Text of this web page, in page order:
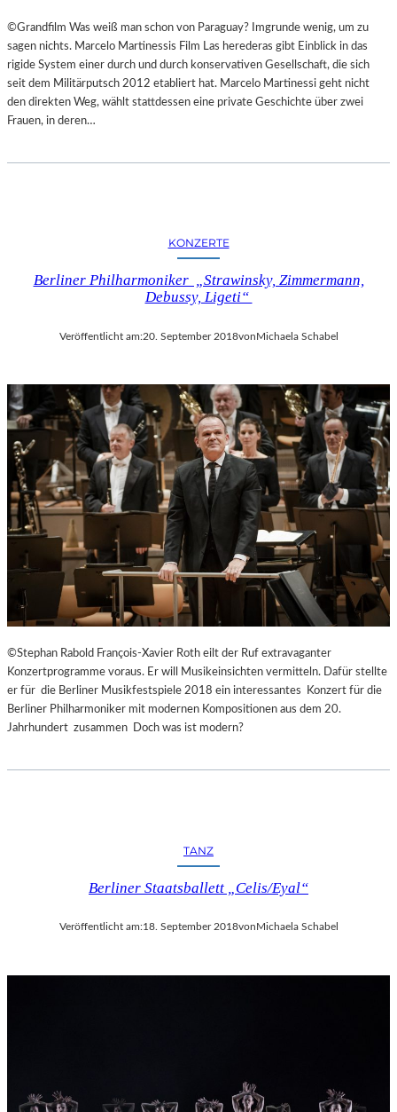
©Grandfilm Was weiß man schon von Paraguay? Imgrunde wenig, um zu
sagen nichts. Marcelo Martinessis Film Las herederas gibt Einblick in das
rigide System einer durch und durch konservativen Gesellschaft, die sich
seit dem Militärputsch 2012 etabliert hat. Marcelo Martinessi geht nicht
den direkten Weg, wählt stattdessen eine private Geschichte über zwei
Frauen, in deren…
KONZERTE
Berliner Philharmoniker „Strawinsky, Zimmermann,
Debussy, Ligeti“
Veröffentlicht am:20. September 2018vonMichaela Schabel
©Stephan Rabold François-Xavier Roth eilt der Ruf extravaganter
Konzertprogramme voraus. Er will Musikeinsichten vermitteln. Dafür stellte
er für die Berliner Musikfestspiele 2018 ein interessantes Konzert für die
Berliner Philharmoniker mit modernen Kompositionen aus dem 20.
Jahrhundert zusammen Doch was ist modern?
TANZ
Berliner Staatsballett „Celis/Eyal“
Veröffentlicht am:18. September 2018von Michaela Schabel